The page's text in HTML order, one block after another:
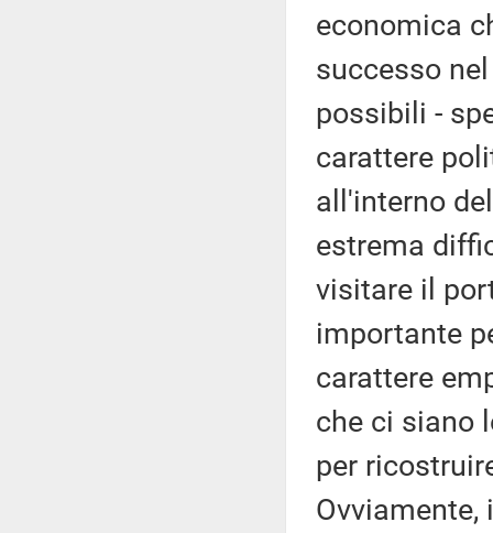
economica
successo
possibili -
carattere
all'interno
estrema
visitare il
importante
carattere
che ci siano
per